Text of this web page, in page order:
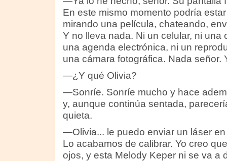
En este mismo momento podría
mirando una película, chateando,
Y no lleva nada. Ni un celular, ni una
una agenda electrónica, ni un
una cámara fotográfica. Nada señor.
—¿Y qué Olivia?
—Sonríe. Sonríe mucho y hace
y, aunque continúa sentada,
quieta.
—Olivia... le puedo enviar un láser
Lo acabamos de calibrar. Yo creo
ojos, y esta Melody Keper ni se va a